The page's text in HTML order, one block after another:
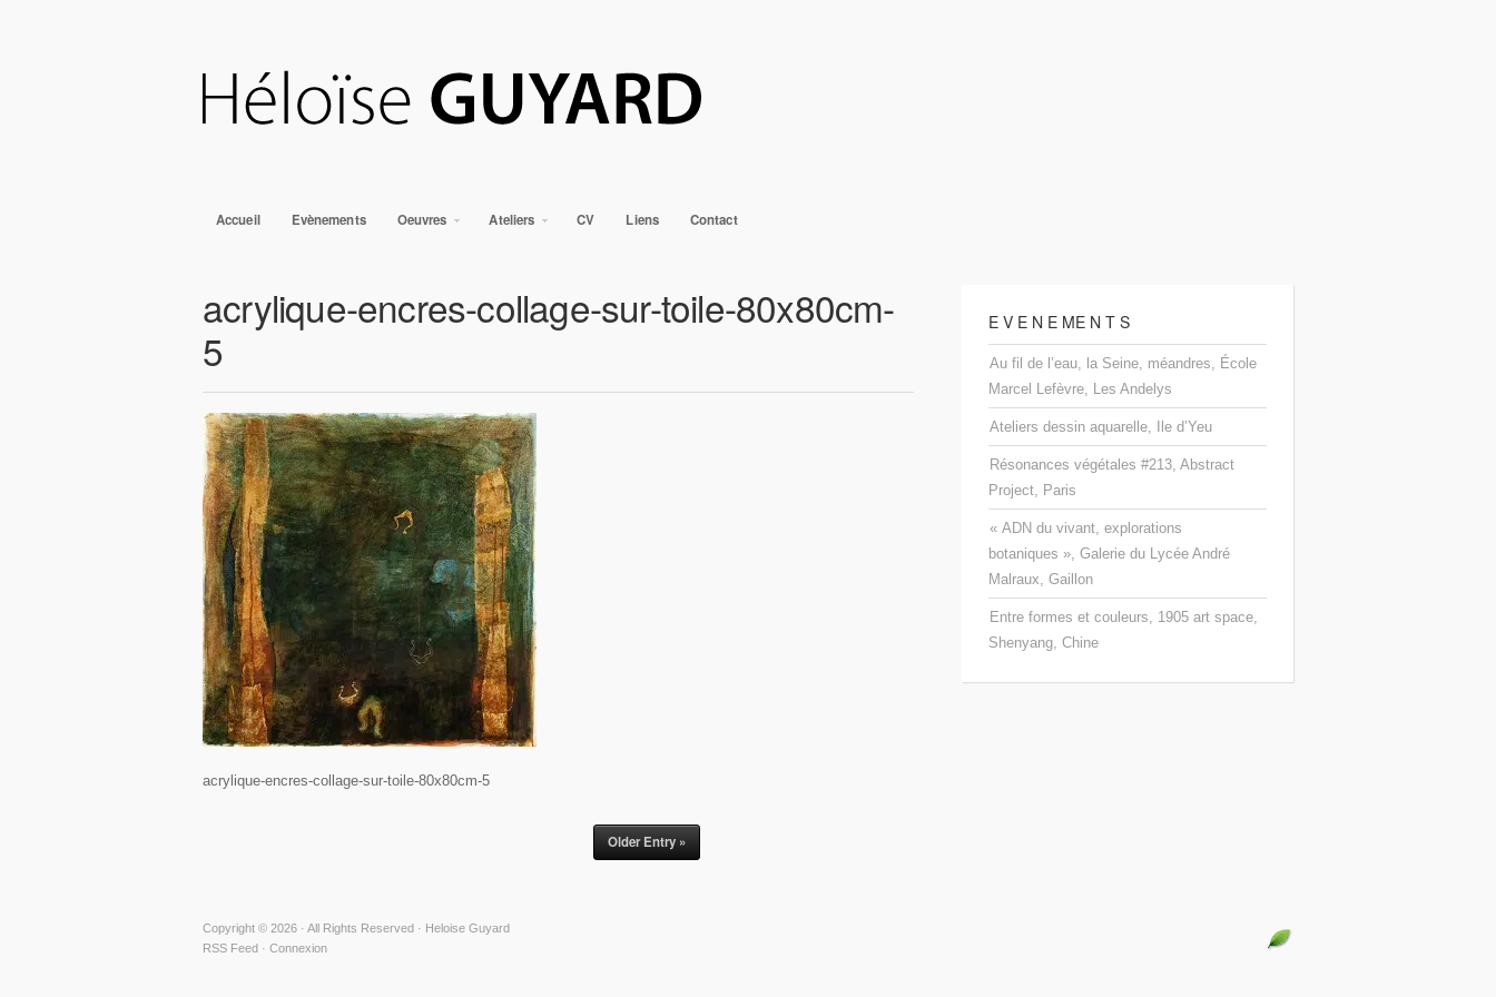
Accueil Evènements Oeuvres Ateliers CV Liens Contact
acrylique-encres-collage-sur-toile-80x80cm-
5
acrylique-encres-collage-sur-toile-80x80cm-5
Older Entry »
E V E N E ME N T S
Au fil de l’eau, la Seine, méandres, École
Marcel Lefèvre, Les Andelys
Ateliers dessin aquarelle, Ile d’Yeu
Résonances végétales #213, Abstract
Project, Paris
« ADN du vivant, explorations
botaniques », Galerie du Lycée André
Malraux, Gaillon
Entre formes et couleurs, 1905 art space,
Shenyang, Chine
Copyright © 2026 · All Rights Reserved · Heloise Guyard
RSS Feed · Connexion